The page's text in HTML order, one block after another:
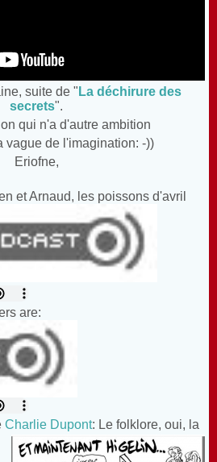
suite de " La déchirure des
secrets".
qui n'a d'autre ambition
vague de l'imagination: -))
Eriofne,
et Arnaud, les poissons d'avril
are:
Charlie Dupont: Le folklore, oui, la